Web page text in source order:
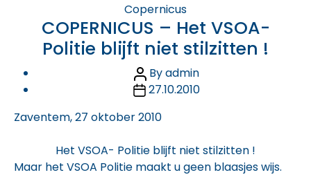
Categories
Copernicus
COPERNICUS – Het VSOA-
Politie blijft niet stilzitten !
Post
author
Byadmin
Post27.10.2010
Zaventem, 27 oktober 2010
Het VSOA- Politie blijft niet stilzitten !
Maar het VSOA Politie maakt u geen blaasjes wijs.